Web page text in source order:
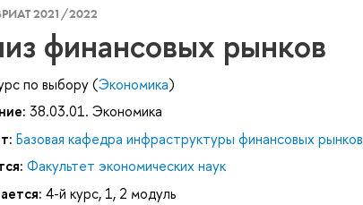
2021/2022
финансовых рынков
по выбору (Экономика)
38.03.01. Экономика
Базовая кафедра инфраструктуры финансовых рынков
Факультет экономических наук
4-й курс, 1, 2 модуль